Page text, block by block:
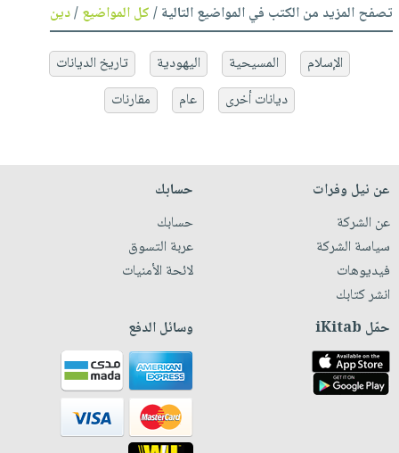
تصفح المزيد من الكتب في المواضيع التالية /كل المواضيع/دين
الإسلام المسيحية اليهودية
تاريخ الديانات
ديانات أخرى
عام مقارنات
عن نيل وفرات
عن الشركة
سياسة الشركة
فيديوهات
انشر كتابك
حسابك
حسابك
عربة التسوق
لائحة الأمنيات
حمّل iKitab وسائل الدفع